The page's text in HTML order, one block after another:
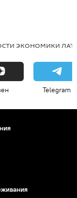
ЭКОНОМИКИ
Telegram